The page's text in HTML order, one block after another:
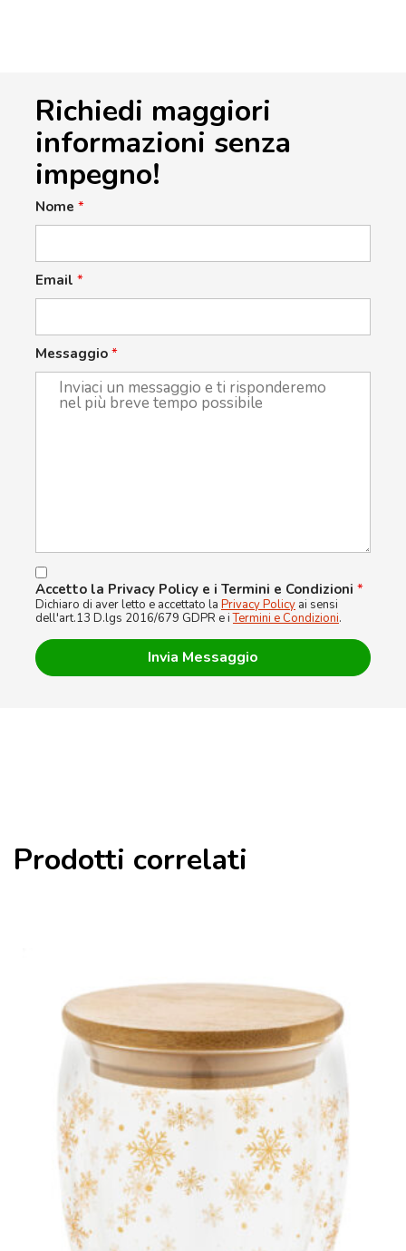
Richiedi maggiori
informazioni senza
impegno!
Nome *
Email *
Messaggio *
Accetto la Privacy Policy e i Termini e Condizioni *
Dichiaro di aver letto e accettato la Privacy Policy ai sensi
dell'art.13 D.lgs 2016/679 GDPR e iTermini e Condizioni.
Prodotti correlati